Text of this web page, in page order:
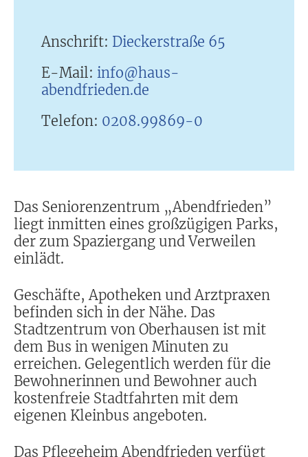
Das Seniorenzentrum „Abendfrieden”
liegt inmitten eines großzügigen Parks,
der zum Spaziergang und Verweilen
einlädt.
Geschäfte, Apotheken und Arztpraxen
befinden sich in der Nähe. Das
Stadtzentrum von Oberhausen ist mit
dem Bus in wenigen Minuten zu
erreichen. Gelegentlich werden für die
Bewohnerinnen und Bewohner auch
kostenfreie Stadtfahrten mit dem
eigenen Kleinbus angeboten.
Das Pflegeheim Abendfrieden verfügt
Anschrift: Dieckerstraße 65
E-Mail: info@haus-
abendfrieden.de
Telefon: 0208.99869-0